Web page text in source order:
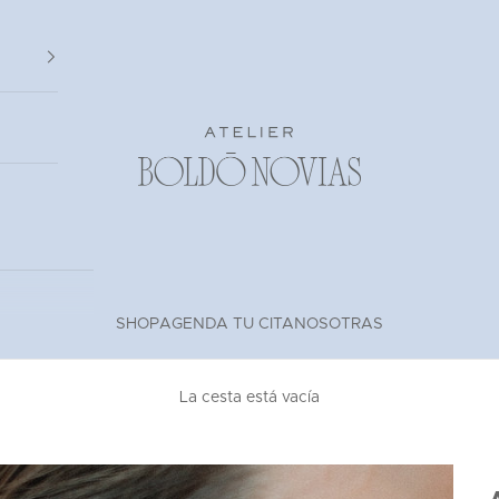
Atelier Boldó Novias
SHOPAGENDA TU CITA NOSOTRAS
La cesta está vacía